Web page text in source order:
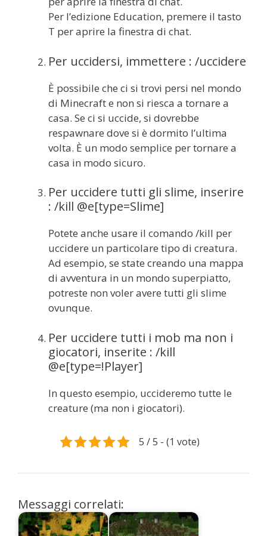
Per l’edizione Education, premere il tasto
T per aprire la finestra di chat.
Per uccidersi, immettere : /uccidere
È possibile che ci si trovi persi nel mondo
di Minecraft e non si riesca a tornare a
casa. Se ci si uccide, si dovrebbe
respawnare dove si è dormito l’ultima
volta. È un modo semplice per tornare a
casa in modo sicuro.
Per uccidere tutti gli slime, inserire
: /kill @e[type=Slime]
Potete anche usare il comando /kill per
uccidere un particolare tipo di creatura.
Ad esempio, se state creando una mappa
di avventura in un mondo superpiatto,
potreste non voler avere tutti gli slime
ovunque.
Per uccidere tutti i mob ma non i
giocatori, inserite : /kill
@e[type=!Player]
In questo esempio, uccideremo tutte le
creature (ma non i giocatori).
5 / 5 - (1 vote)
Messaggi correlati: